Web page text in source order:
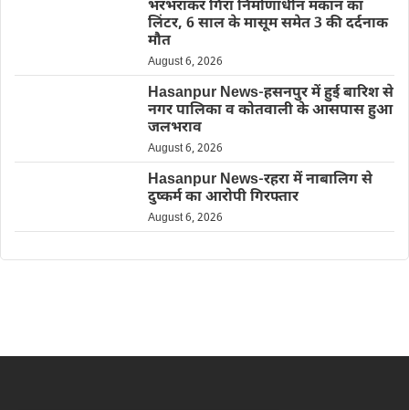
भरभराकर गिरा निर्माणाधीन मकान का
लिंटर, 6 साल के मासूम समेत 3 की दर्दनाक
मौत
August 6, 2026
Hasanpur News-हसनपुर में हुई बारिश से
नगर पालिका व कोतवाली के आसपास हुआ
जलभराव
August 6, 2026
Hasanpur News-रहरा में नाबालिग से
दुष्कर्म का आरोपी गिरफ्तार
August 6, 2026